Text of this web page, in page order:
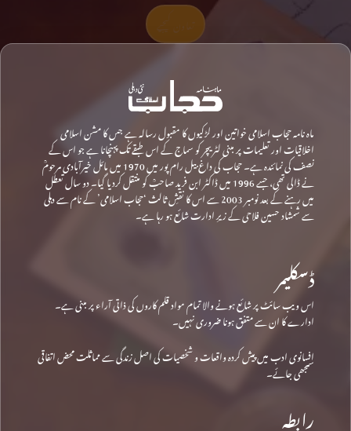
ماہ نامہ حجاب اسلامی خواتین اور لڑکیوں کا مقبول رسالہ ہے جس کا مشن اسلامی
اخلاقیات اور تعلیمات پر مبنی لٹریچر کو سماج کے اس طبقے تک پہنچانا ہے جو اس کے
نصف کی نمائندہ ہے۔ حجاب کی داغ بیل رام پور میں 1970 میں مائل خیرآبادی مرحومؒ
نے ڈالی تھی، جسے 1996 میں ڈاکٹر ابن فرید صاحبؒ کو منتقل کردیا گیا۔ دو سال تعطل
میں رہنے کے بعد نومبر 2003 سے اس کا نقشِ ثالث ‘حجاب اسلامی’ کے نام سے دہلی
سے شمشاد حسین فلاحی کے زیرِ ادارت شائع ہو رہا ہے۔
ڈسکلیمر
اس ویب سائٹ پر شائع ہونے والا تمام مواد قلم کاروں کی ذاتی آراء پر مبنی ہے۔
ادارے کا ان سے متفق ہونا ضروری نہیں۔
افسانوی ادب میں پیش کردہ واقعات و شخصیات کی اصل زندگی سے مماثلت محض اتفاقی
سمجھی جائے۔
رابطہ